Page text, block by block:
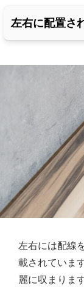
左右に配置さ
左右には配線
載されていま
麗に収まります